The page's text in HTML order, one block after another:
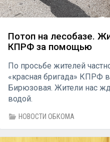
Потоп на лесобазе.
КПРФ за помощью
По просьбе жителей
«красная бригада» КПРФ
Бирюзовая. Жители нас
водой.
НОВОСТИ ОБКОМА